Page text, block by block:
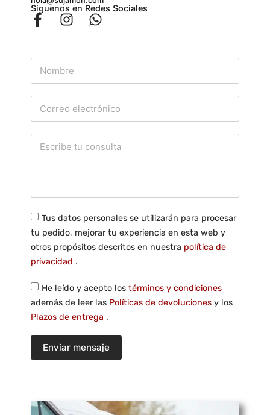
Síguenos en Redes Sociales
Tus datos personales se utilizarán para procesar
tu pedido, mejorar tu experiencia en esta web y
otros propósitos descritos en nuestra política de
privacidad .
He leído y acepto los términos y condiciones
además de leer las Políticas de devoluciones y los
Plazos de entrega .
Enviar mensaje